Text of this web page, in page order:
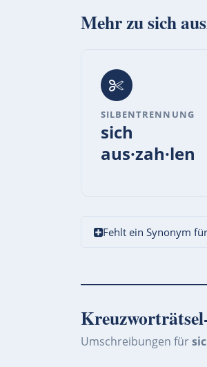
Mehr zusich
SILBENTRENNUNG
sich
aus·zah·len
Fehlt ein Synonym für
Umschreibungen für